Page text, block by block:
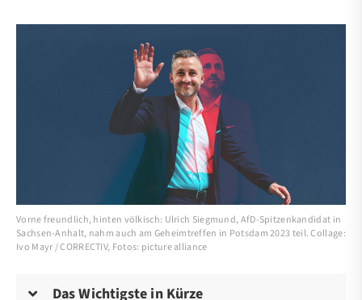
Vorne freundlich, hinten völkisch: Ulrich Siegmund, AfD-Spitzenkandidat in
Sachsen-Anhalt, nahm auch am Geheimtreffen in Potsdam 2023 teil. Collage:
Ivo Mayr / CORRECTIV, Fotos: picture alliance
Das Wichtigste in Kürze